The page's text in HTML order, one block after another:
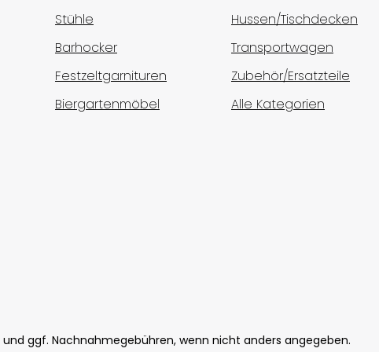
Stühle
Barhocker
Festzeltgarnituren
Biergartenmöbel
Hussen/Tischdecken
Transportwagen
Zubehör/Ersatzteile
Alle Kategorien
und ggf. Nachnahmegebühren, wenn nicht anders angegeben.